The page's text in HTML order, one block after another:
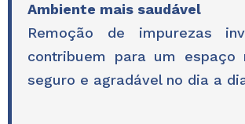
Ambiente mais saudável
Remoção de impurezas
contribuem para um espaço
seguro e agradável no dia a